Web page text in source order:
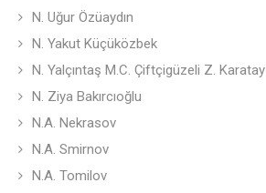
N. Uğur Özüaydın
N. Yakut Küçüközbek
N. Yalçıntaş M.C. Çiftçigüzeli Z. Karatay
N. Ziya Bakırcıoğlu
N.A. Nekrasov
N.A. Smirnov
N.A. Tomilov